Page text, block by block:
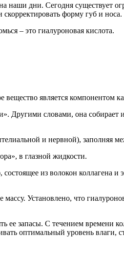
наши дни. Сегодня существует
форму губ и носа.
– это гиалуроновая кислота.
является компонентом
Другими словами, она собирает
и нервной), заполняя
в глазной жидкости.
из волокон коллагена
Установлено, что
ее запасы. С течением времени
оптимальный уровень влаги,